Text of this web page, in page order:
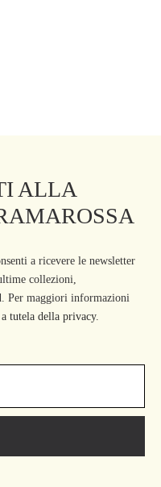
ALLA
a ricevere le newsletter
collezioni,
Per maggiori informazioni
tutela della privacy.